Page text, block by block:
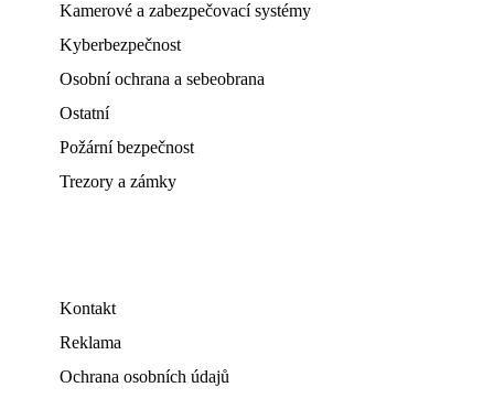
Kamerové a zabezpečovací systémy
Kyberbezpečnost
Osobní ochrana a sebeobrana
Ostatní
Požární bezpečnost
Trezory a zámky
Kontakt
Reklama
Ochrana osobních údajů